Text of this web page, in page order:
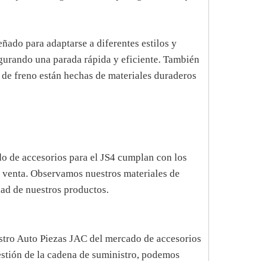
para adaptarse a diferentes estilos y
una parada rápida y eficiente. También
freno están hechas de materiales duraderos
de accesorios para el JS4 cumplan con los
Observamos nuestros materiales de
de nuestros productos.
Auto Piezas JAC del mercado de accesorios
de la cadena de suministro, podemos